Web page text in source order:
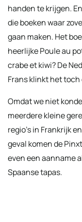
handen te krijgen.
die boeken waar
gaan maken. Het
heerlijke Poule au
crabe et kiwi? De
Frans klinkt het
Omdat we niet
meerdere kleine
regio’s in Frankrijk
geval komen de
even een aanname
Spaanse tapas.